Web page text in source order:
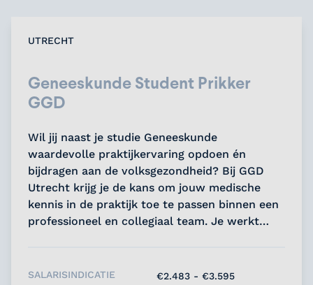
UTRECHT
Geneeskunde Student Prikker
GGD
Wil jij naast je studie Geneeskunde
waardevolle praktijkervaring opdoen én
bijdragen aan de volksgezondheid? Bij GGD
Utrecht krijg je de kans om jouw medische
kennis in de praktijk toe te passen binnen een
professioneel en collegiaal team. Je werkt
opdracht....
SALARISINDICATIE €2.483 - €3.595